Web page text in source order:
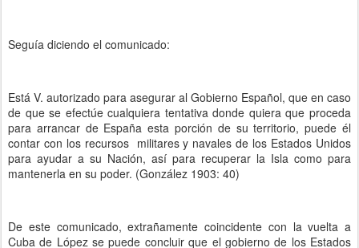
Seguía diciendo el comunicado:
Está V. autorizado para asegurar al Gobierno Español, que en caso
de que se efectúe cualquiera tentativa donde quiera que proceda
para arrancar de España esta porción de su territorio, puede él
contar con los recursos militares y navales de los Estados Unidos
para ayudar a su Nación, así para recuperar la Isla como para
mantenerla en su poder. (González 1903: 40)
De este comunicado, extrañamente coincidente con la vuelta a
Cuba de López se puede concluir que el gobierno de los Estados